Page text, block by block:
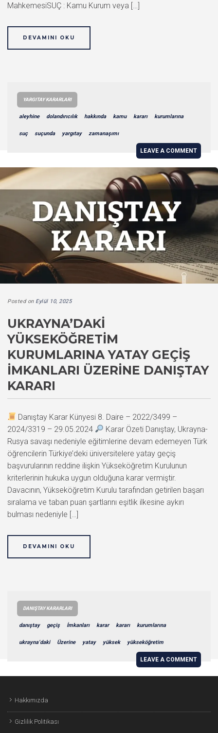
MahkemesiSUÇ : Kamu Kurum veya […]
DEVAMINI OKU
YARGITAY KARARLARI
aleyhine dolandırıcılık hakkında kamu kararı kurumlarına
suç suçunda yargıtay zamanaşımı
LEAVE A COMMENT
Posted on Eylül 10, 2025
UKRAYNA’DAKI
YÜKSEKÖĞRETIM
KURUMLARINA YATAY GEÇIŞ
İMKANLARI ÜZERINE DANIŞTAY
KARARI
Danıştay Karar Künyesi 8. Daire – 2022/3499 –
2024/3319 – 29.05.2024
Karar Özeti Danıştay, Ukrayna-
Rusya savaşı nedeniyle eğitimlerine devam edemeyen Türk
öğrencilerin Türkiye’deki üniversitelere yatay geçiş
başvurularının reddine ilişkin Yükseköğretim Kurulunun
kriterlerinin hukuka uygun olduğuna karar vermiştir.
Davacının, Yükseköğretim Kurulu tarafından getirilen başarı
sıralama ve taban puan şartlarını eşitlik ilkesine aykırı
bulması nedeniyle […]
DEVAMINI OKU
DANIŞTAY KARARLARI
danıştay geçiş İmkanları karar kararı kurumlarına
ukrayna’daki Üzerine yatay yüksek yükseköğretim
LEAVE A COMMENT
Hakkımızda
Gizlilik Politikası